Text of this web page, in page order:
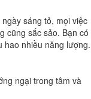
sáng tỏ, mọi việc
cũng sắc sảo. Bạn có
hao nhiều năng lượng.
ngại trong tâm và